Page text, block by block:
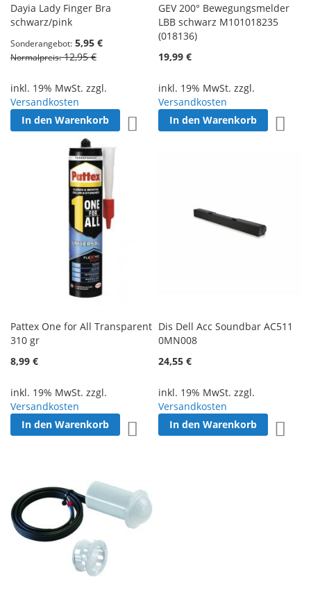
Dayia Lady Finger Bra
schwarz/pink
Sonderangebot 5,95 €
Normalpreis 12,95 €
inkl. 19% MwSt. zzgl.
Versandkosten
In den Warenkorb
Zur Wunschliste hinzufügen
GEV 200° Bewegungsmelder
LBB schwarz M101018235
(018136)
19,99 €
inkl. 19% MwSt. zzgl.
Versandkosten
In den Warenkorb
Pattex One for All Transparent
310 gr
8,99 €
inkl. 19% MwSt. zzgl.
Versandkosten
In den Warenkorb
Zur Wunschliste hinzufügen
Dis Dell Acc Soundbar AC511
0MN008
24,55 €
inkl. 19% MwSt. zzgl.
Versandkosten
In den Warenkorb